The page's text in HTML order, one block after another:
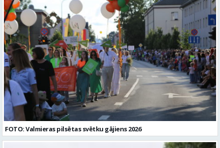
FOTO: Valmieras pilsētas svētku gājiens 2026